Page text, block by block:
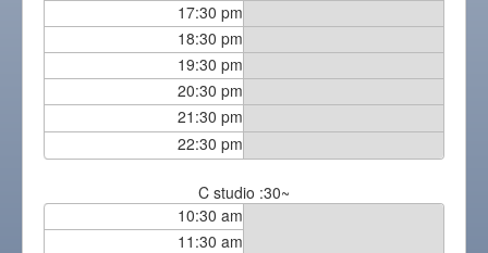
17:30 pm
18:30 pm
19:30 pm
20:30 pm
21:30 pm
22:30 pm
C studio :30~
10:30 am
11:30 am